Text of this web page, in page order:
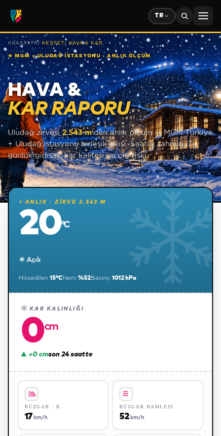
TR
ANASAYFA/ KEŞFET/ HAVA & KAR
★ MGM + ULUDAĞ İSTASYONU · ANLIK ÖLÇÜM
HAVA &
KAR RAPORU
Uludağ zirvesi2.543 m'den anlık ölçüm — MGM Türkiye
+ Uludağ istasyonu birleşik akışı. Saatlik tahmin, 7-
günlük gidişat, kar kalitesi ve çığ riski.
⏵ ANLIK · ZİRVE 2.543 M
20°C
☀ Açık
Hissedilen 15°CNem %52Basınç 1012 hPa
KAR KALINLIĞI
0cm
▲ +0 cmson 24 saatte
RÜZGAR · K
17 km/h
RÜZGAR HAMLESI
52 km/h